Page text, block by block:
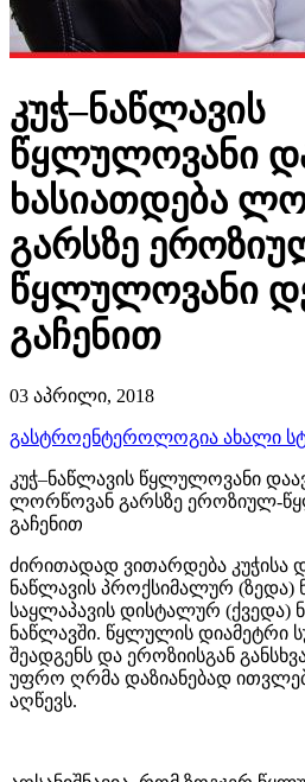
კუჭ–ნაწლავის
წყლულოვანი
ხასიათდება
გარსზე
წყლულოვანი
გაჩენით
03 აპრილი, 2018
გასტროენტეროლოგია ახალი
კუჭ–ნაწლავის წყლულოვანი
ლორწოვან გარსზე ეროზიულ-
გაჩენით
ძირითადად ვითარდება კუჭისა
ნაწლავის პროქსიმალურ (ზედა)
საყლაპავის დისტალურ (ქვედა)
ნაწლავში. წყლულის დიამეტრი
შეადგენს და ეროზიისგან
უფრო ღრმა დაზიანებად
აღწევს.